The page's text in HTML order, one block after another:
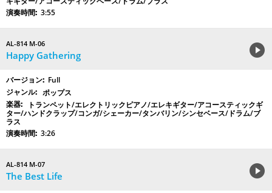
3:55
AL-814 M-06
Happy Gathering
Full
ポップス
トランペット/エレクトリックピアノ/エレキギター/アコースティックギ
ター/ハンドクラップ/コンガ/シェーカー/タンバリン/シンセベース/ドラム/ブ
ラス
3:26
AL-814 M-07
The Best Life